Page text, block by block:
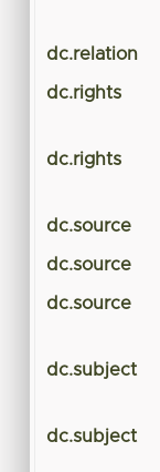
dc.relation
dc.rights
dc.rights
dc.source
dc.source
dc.source
dc.subject
dc.subject